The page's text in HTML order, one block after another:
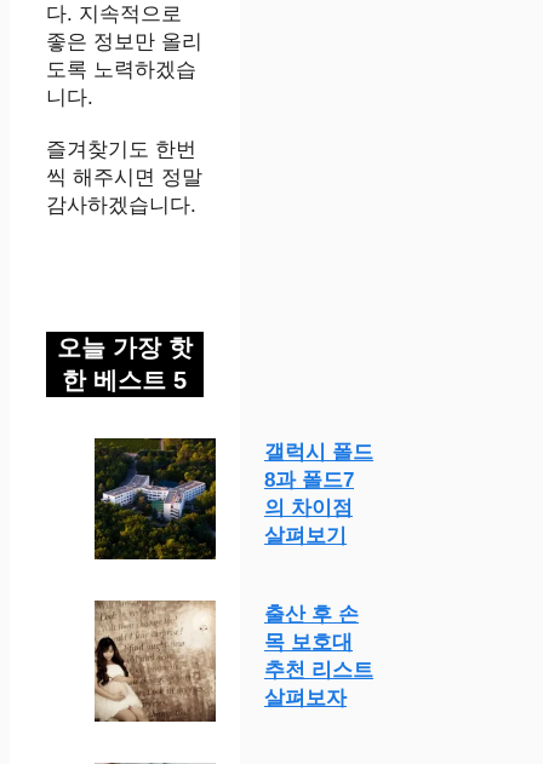
다. 지속적으로
좋은 정보만 올리
도록 노력하겠습
니다.
즐겨찾기도 한번
씩 해주시면 정말
감사하겠습니다.
오늘 가장 핫
한 베스트 5
갤럭시 폴드
8과 폴드7
의 차이점
살펴보기
출산 후 손
목 보호대
추천 리스트
살펴보자